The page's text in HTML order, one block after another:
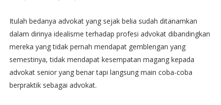
Itulah bedanya advokat yang sejak belia sudah ditanamkan
dalam dirinya idealisme terhadap profesi advokat dibandingkan
mereka yang tidak pernah mendapat gemblengan yang
semestinya, tidak mendapat kesempatan magang kepada
advokat senior yang benar tapi langsung main coba-coba
berpraktik sebagai advokat.